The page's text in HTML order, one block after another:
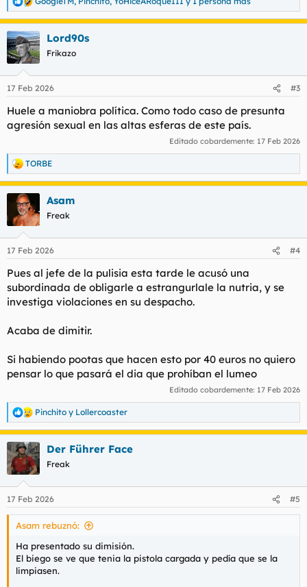
R
e
a
c
c
i
e
:
Lord90s
Frikazo
17 Feb 2026 #3
Huele a maniobra política. Como todo caso de presunta
agresión sexual en las altas esferas de este país.
Editado cobardemente: 17 Feb 2026
R
e
a
i
e
:
TORBE
Asam
Freak
17 Feb 2026 #4
Pues al jefe de la pulisia esta tarde le acusó una
subordinada de obligarle a estrangurlale la nutria, y se
investiga violaciones en su despacho.
Acaba de dimitir.
Si habiendo pootas que hacen esto por 40 euros no quiero
pensar lo que pasará el dia que prohíban el lumeo
Editado cobardemente: 17 Feb 2026
R
e
a
c
c
i
e
s
Pinchito y Lollercoaster
Der Führer Face
Freak
17 Feb 2026 #5
Asam rebuznó:
Ha presentado su dimisión.
El biego se ve que tenia la pistola cargada y pedía que se la
limpiasen.